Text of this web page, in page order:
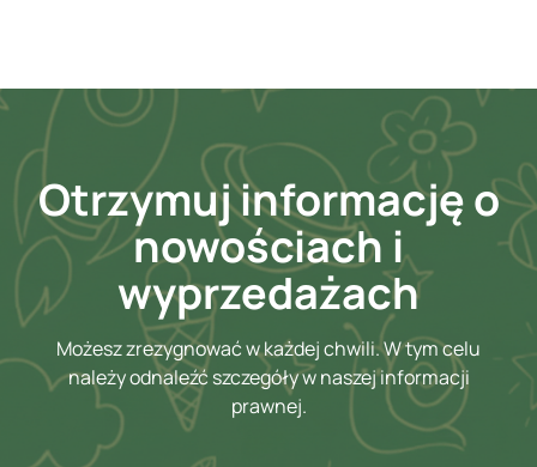
Otrzymuj informację o
nowościach i
wyprzedażach
Możesz zrezygnować w każdej chwili. W tym celu
należy odnaleźć szczegóły w naszej informacji
prawnej.